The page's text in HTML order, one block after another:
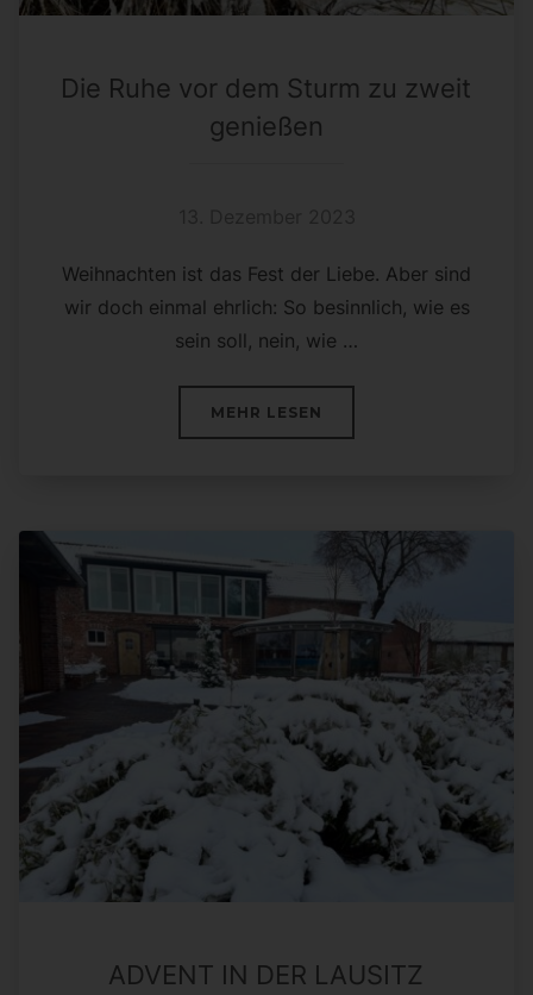
Die Ruhe vor dem Sturm zu zweit
genießen
Weihnachten ist das Fest der Liebe. Aber sind
wir doch einmal ehrlich: So besinnlich, wie es
sein soll, nein, wie …
MEHR ÜBER „DIE RUHE VOR DEM
LESEN
ADVENT IN DER LAUSITZ